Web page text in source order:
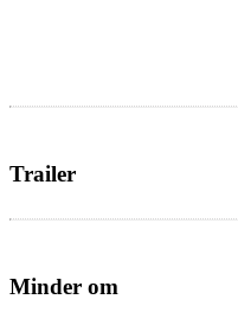
Trailer
Minder om